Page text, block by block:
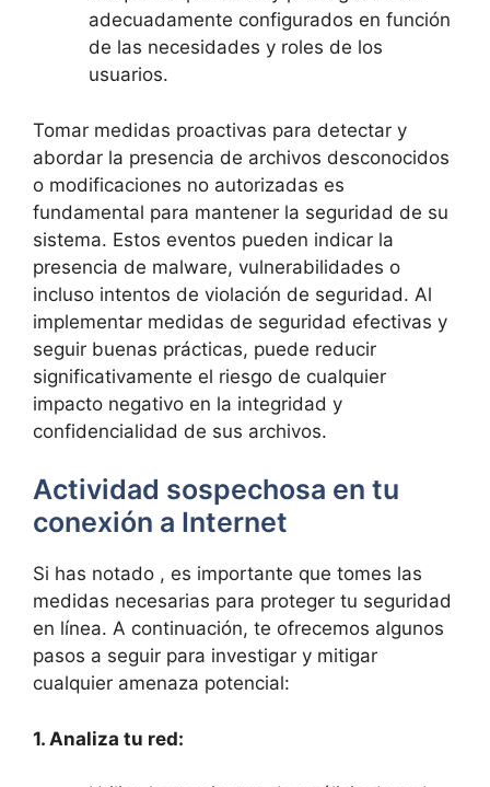
adecuadamente⁤ configurados ⁢en función
de las necesidades y ‌roles de los
usuarios.
Tomar medidas proactivas para detectar ​y
abordar la⁤ presencia de archivos desconocidos
o modificaciones no autorizadas es
fundamental‌ para mantener la seguridad de⁣ su
sistema. Estos ‍eventos pueden ⁤indicar la
presencia ​de malware, vulnerabilidades o
incluso intentos de violación de ⁣seguridad.⁣ Al
implementar medidas de seguridad efectivas y
seguir buenas prácticas, puede reducir
significativamente el riesgo de cualquier
impacto negativo en la integridad y
confidencialidad de sus archivos.
Actividad sospechosa en tu
⁢conexión a Internet
Si has notado , ⁣es⁢ importante que ⁢tomes las
medidas necesarias ‍para proteger tu seguridad
en línea. A‍ continuación, te ofrecemos algunos
pasos⁤ a seguir ⁣para investigar y⁢ mitigar
cualquier amenaza potencial:
1. Analiza tu red: